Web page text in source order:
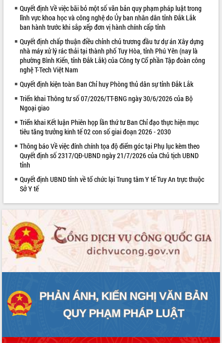
Khám bệnh, cấp phát thuốc miễn phí
và tặng quà người dân xã Cư Pui
Hội nghị UBND tỉnh Đắk Lắk thường kỳ
tháng 7/2026
Lễ truy tặng danh hiệu “Bà Mẹ Việt
Nam Anh hùng” và trao Huân chương
Lao động
UBND tỉnh Đắk Lắk triển khai nhiệm
vụ 6 tháng cuối năm 2026
Kỳ họp thứ Hai, Hội đồng nhân dân
tỉnh khóa XI quyết nghị nhiều nội dung
quan trọng
Bí thư Tỉnh ủy Lương Nguyễn Minh
Triết thăm, tặng quà người có công với
cách mạng
Rà soát, hoàn thiện hệ thống thiết chế
văn hóa, thể thao đáp ứng yêu cầu
Minh
Lễ truy điệu và an táng hài cốt liệt sĩ
tại Nghĩa trang Liệt sĩ xã Sơn Hòa
Bàn giải pháp tháo gỡ khó khăn trong
xuất khẩu sầu riêng và triển khai quy
Thứ trưởng Bộ Nông nghiệp và Môi
trường Nguyễn Hoàng Hiệp khảo sát
vùng trồng và doanh nghiệp đóng gói
Trình diễn nghệ thuật chế biến các
ALBUM ẢNH
LIÊN KẾT WEB
Quyết định Về việc bãi bỏ một số văn bản quy phạm pháp luật trong
lĩnh vực khoa học và công nghệ do Ủy ban nhân dân tỉnh Đắk Lắk
ban hành trước khi sắp xếp đơn vị hành chính cấp tỉnh
Quyết định chấp thuận điều chỉnh chủ trương đầu tư dự án Xây dựng
nhà máy xử lý rác thải tại thành phố Tuy Hòa, tỉnh Phú Yên (nay là
phường Bình Kiến, tỉnh Đắk Lắk) của Công ty Cổ phần Tập đoàn công
nghệ T-Tech Việt Nam
Quyết định kiện toàn Ban Chỉ huy Phòng thủ dân sự tỉnh Đắk Lắk
Triển khai Thông tư số 07/2026/TT-BNG ngày 30/6/2026 của Bộ
Ngoại giao
Triển khai Kết luận Phiên họp lần thứ tư Ban Chỉ đạo thực hiện mục
tiêu tăng trưởng kinh tế 02 con số giai đoạn 2026 - 2030
Thông báo Về việc đính chính tọa độ điểm góc tại Phụ lục kèm theo
Quyết định số 2317/QĐ-UBND ngày 21/7/2026 của Chủ tịch UBND
tỉnh
Quyết định UBND tỉnh về tổ chức lại Trung tâm Y tế Tuy An trực thuộc
Sở Y tế